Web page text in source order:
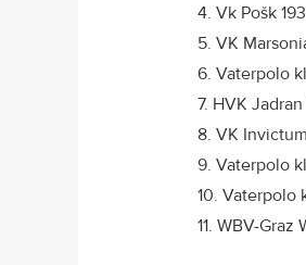
4. Vk Pošk
5. VK
6. Vaterpolo
7. HVK
8. VK
9. Vaterpolo
10. Vaterpolo
11. WBV-